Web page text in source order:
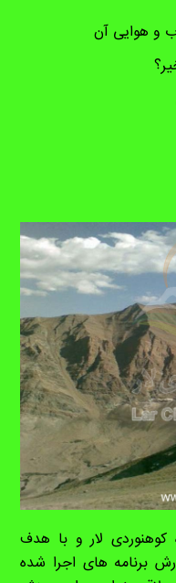
و هوایی آن
لار و با هدف
برنامه های اجرا شده